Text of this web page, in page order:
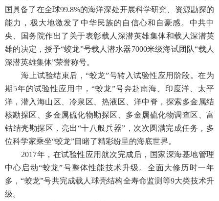
国具备了在全球99.8%的海洋深处开展科学研究、资源勘探的
能力，极大地激发了中华民族的自信心和自豪感。中共中
央、国务院作出了关于表彰载人深潜英雄集体和载人深潜英
雄的决定，授予“蛟龙”号载人潜水器7000米级海试团队“载人
深潜英雄集体”荣誉称号。
海上试验结束后，“蛟龙”号转入试验性应用阶段。在为
期5年的试验性应用中，“蛟龙”号奔赴南海、印度洋、太平
洋，潜入海山区、冷泉区、热液区、洋中脊，探索多金属结
核勘探区、多金属硫化物勘探区、多金属硫化物调查区、富
钴结壳勘探区，亮出“十八般兵器”，次次圆满完成任务，多
位科学家乘坐“蛟龙”目睹了精彩纷呈的海底世界。
2017年，在试验性应用航次完成后，国家深海基地管理
中心启动“蛟龙”号整体性能技术升级。全面大修历时一年
多，“蛟龙”号共完成载人球壳结构全寿命监测等9大类技术升
级。